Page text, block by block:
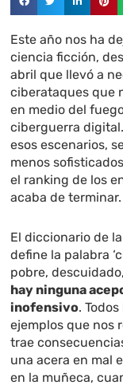
Este año nos ha
ciencia ficción,
abril que llevó a
ciberataques que
en medio del
ciberguerra
esos escenarios,
menos
el ranking de los
acaba de terminar.
El diccionario de
define la palabra
pobre,
hay ninguna
inofensivo.
ejemplos que nos
trae
una acera en mal
en la muñeca,